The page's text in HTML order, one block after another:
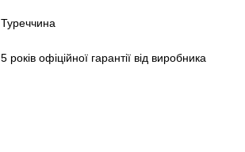
Туреччина
5 років офіційної гарантії від виробника